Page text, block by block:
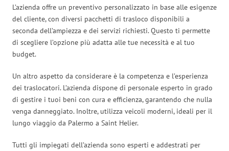
L’azienda offre un preventivo personalizzato in base alle esigenze
del cliente, con diversi pacchetti di trasloco disponibili a
seconda dell’ampiezza e dei servizi richiesti. Questo ti permette
di scegliere l’opzione più adatta alle tue necessità e al tuo
budget.
Un altro aspetto da considerare è la competenza e l’esperienza
dei traslocatori. L’azienda dispone di personale esperto in grado
di gestire i tuoi beni con cura e efficienza, garantendo che nulla
venga danneggiato. Inoltre, utilizza veicoli moderni, ideali per il
lungo viaggio da Palermo a Saint Helier.
Tutti gli impiegati dell’azienda sono esperti e addestrati per